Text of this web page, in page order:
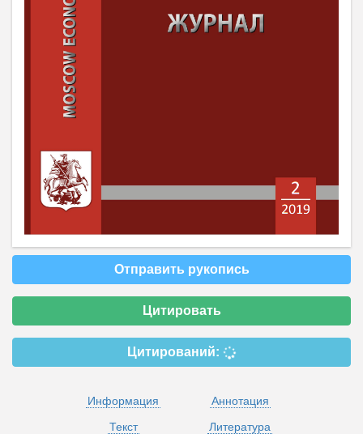
Отправить рукопись
Цитировать
Цитирований:
Информация
Аннотация
Текст
Литература